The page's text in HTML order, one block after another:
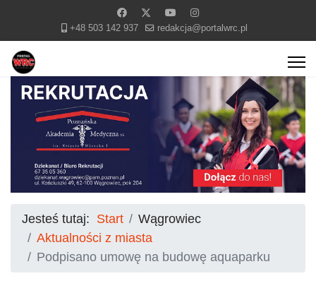
+48 503 142 937 redakcja@portalwrc.pl
Jesteś tutaj: Start
Wągrowiec
Aktualności z miasta
Podpisano umowę na budowę aquaparku